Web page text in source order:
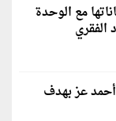
مع الوحدة
الفقري
أحمد عز بهدف